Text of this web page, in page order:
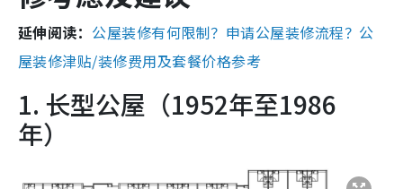
延伸阅读： 公屋装修有何限制？申请公屋装修流程？公
屋装修津贴/装修费用及套餐价格参考
1. 长型公屋（1952年至1986
年）